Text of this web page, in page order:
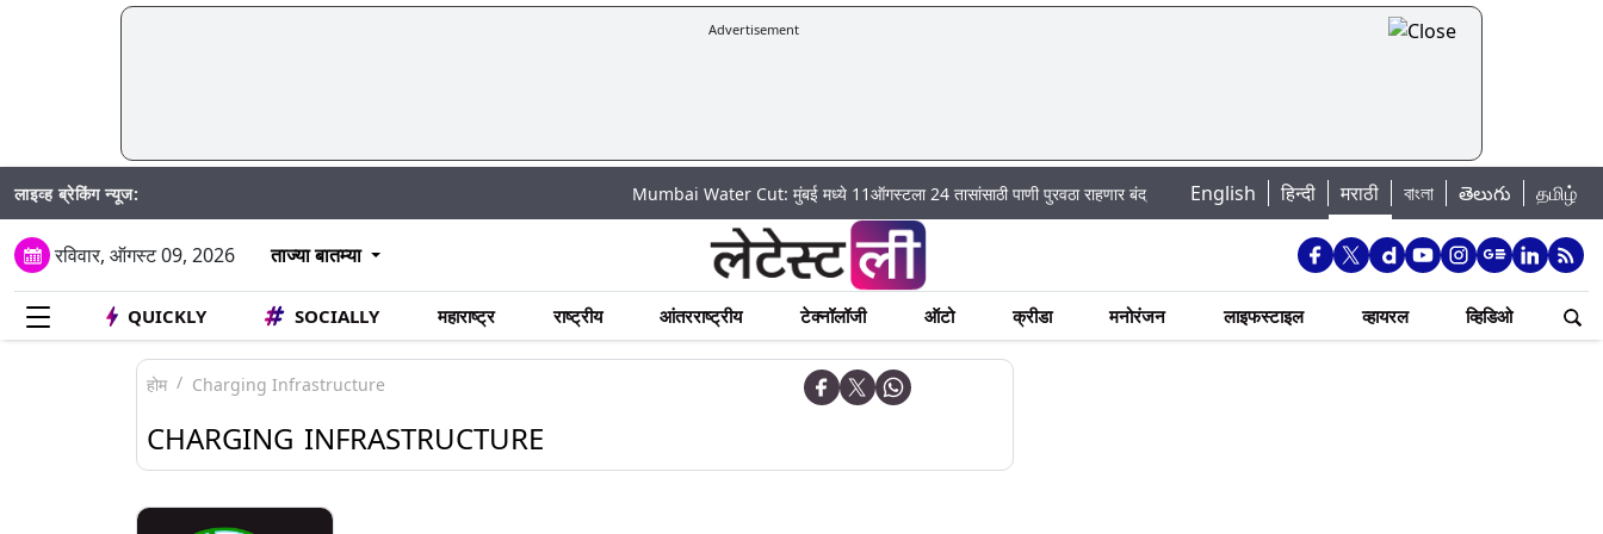
Advertisement
लाइव्ह ब्रेकिंग न्यूज: Mumbai Water Cut: मुंबई मध्ये 11ऑगस्टला 24 तासांसाठी पाणी पुरवठा राहणार बंद; पहा कुठे असेल पाणी बंद| Madhur Satta Matka: मधूर सट्टा मटका बद्दल काही
English हिन्दी मराठी বাংলা తెలుగు தமிழ்
रविवार, ऑगस्ट 09, 2026 ताज्या बातम्या
QUICKLY SOCIALLY महाराष्ट्र राष्ट्रीय आंतरराष्ट्रीय टेक्नॉलॉजी ऑटो क्रीडा मनोरंजन लाइफस्टाइल व्हायरल व्हिडिओ
होम Charging Infrastructure
CHARGING INFRASTRUCTURE